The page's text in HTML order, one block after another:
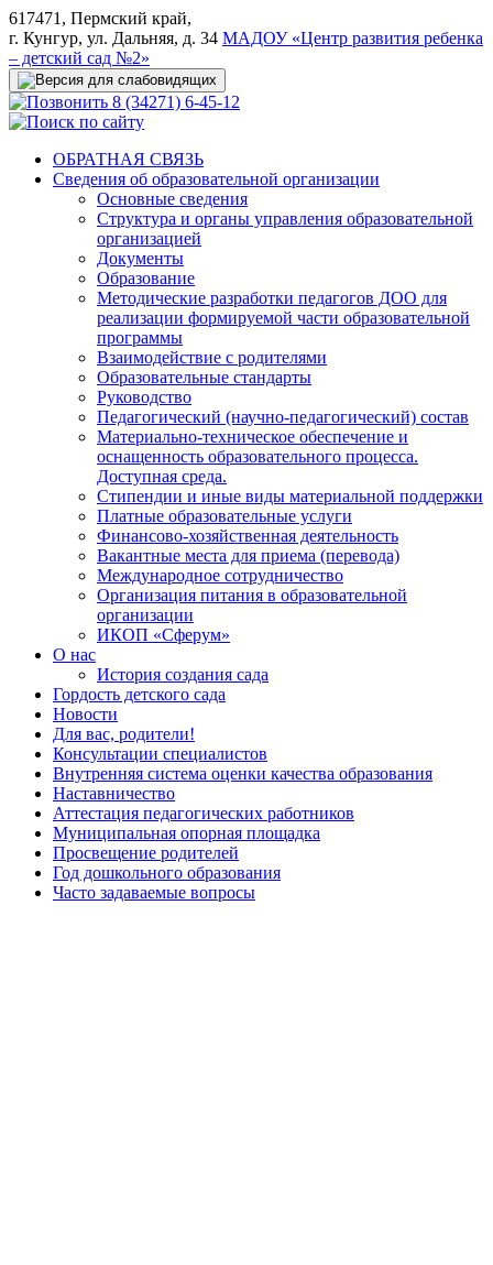
617471, Пермский край,
г. Кунгур, ул. Дальняя, д. 34 МАДОУ «Центр развития ребенка
– детский сад №2»
8 (34271) 6-45-12
ОБРАТНАЯ СВЯЗЬ
Сведения об образовательной организации
Основные сведения
Структура и органы управления образовательной
организацией
Документы
Образование
Методические разработки педагогов ДОО для
реализации формируемой части образовательной
программы
Взаимодействие с родителями
Образовательные стандарты
Руководство
Педагогический (научно-педагогический) состав
Материально-техническое обеспечение и
оснащенность образовательного процесса.
Доступная среда.
Стипендии и иные виды материальной поддержки
Платные образовательные услуги
Финансово-хозяйственная деятельность
Вакантные места для приема (перевода)
Международное сотрудничество
Организация питания в образовательной
организации
ИКОП «Сферум»
О нас
История создания сада
Гордость детского сада
Новости
Для вас, родители!
Консультации специалистов
Внутренняя система оценки качества образования
Наставничество
Аттестация педагогических работников
Муниципальная опорная площадка
Просвещение родителей
Год дошкольного образования
Часто задаваемые вопросы